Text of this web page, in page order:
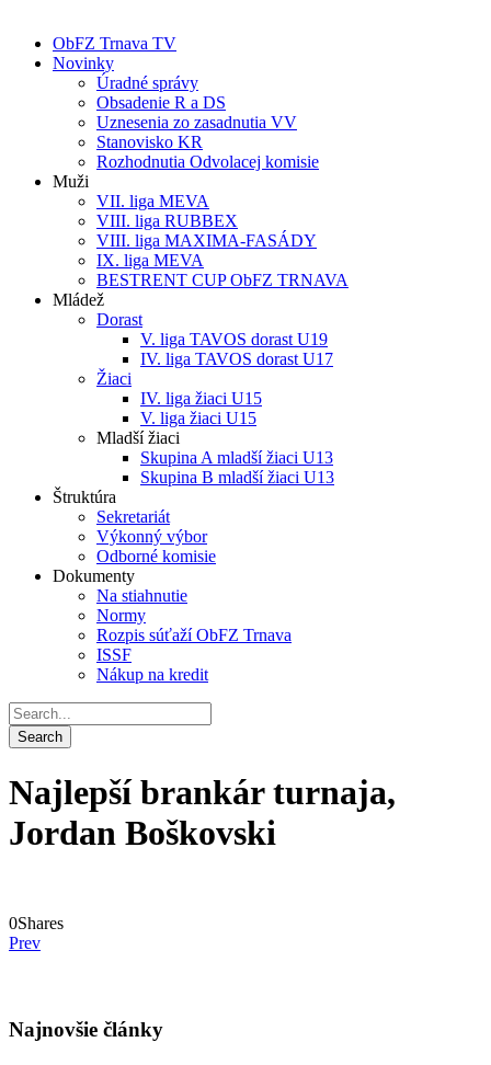
ObFZ Trnava TV
Novinky
Úradné správy
Obsadenie R a DS
Uznesenia zo zasadnutia VV
Stanovisko KR
Rozhodnutia Odvolacej komisie
Muži
VII. liga MEVA
VIII. liga RUBBEX
VIII. liga MAXIMA-FASÁDY
IX. liga MEVA
BESTRENT CUP ObFZ TRNAVA
Mládež
Dorast
V. liga TAVOS dorast U19
IV. liga TAVOS dorast U17
Žiaci
IV. liga žiaci U15
V. liga žiaci U15
Mladší žiaci
Skupina A mladší žiaci U13
Skupina B mladší žiaci U13
Štruktúra
Sekretariát
Výkonný výbor
Odborné komisie
Dokumenty
Na stiahnutie
Normy
Rozpis súťaží ObFZ Trnava
ISSF
Nákup na kredit
Najlepší brankár turnaja,
Jordan Boškovski
0Shares
Prev
Najnovšie články